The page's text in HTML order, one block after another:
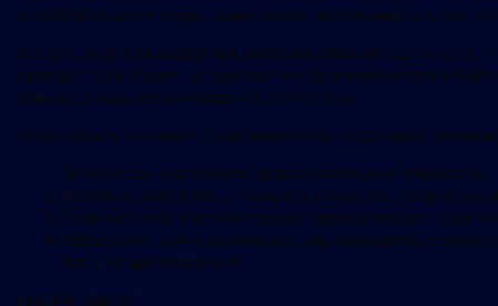
способов решения ссоры. Каким из них воспользоваться, уже
Следует ориентироваться при принятии решения еще и на то,
приведет. Они спорят, не замечая, что спор повторяется и
обвиняя в ухудшении отношений оппонентов.
Чтобы решить конфликт, придерживайтесь следующего
Успокойтесь и установите доброжелательную атмосферу.
Частично согласитесь с позицией оппонента, найдите в
Позвольте себе и второй стороне аргументировать свои
Предложите найти компромисс, чем занимайтесь
тот, а не другой вариант.
перейти наверх